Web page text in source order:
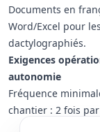
Documents en
Word/Excel pour
dactylographiés.
Exigences
autonomie
Fréquence
chantier : 2 fois